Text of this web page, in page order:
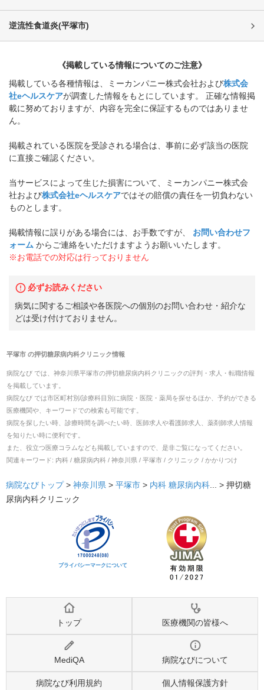
逆流性食道炎(平塚市)
《掲載している情報についてのご注意》
掲載している各種情報は、ミーカンパニー株式会社および株式会
社eヘルスケアが調査した情報をもとにしています。 正確な情報掲
載に努めておりますが、内容を完全に保証するものではありませ
ん。
掲載されている医院を受診される場合は、事前に必ず該当の医院
に直接ご確認ください。
当サービスによって生じた損害について、ミーカンパニー株式会
社および株式会社eヘルスケアではその賠償の責任を一切負わない
ものとします。
掲載情報に誤りがある場合には、お手数ですが、
お問い合わせフ
ォーム からご連絡をいただけますようお願いいたします。
※お電話での対応は行っておりません
必ずお読みください
病気に関するご相談や各医院への個別のお問い合わせ・紹介な
どは受け付けておりません。
平塚市の押切糖尿病内科クリニック情報
病院なび では、 神奈川県平塚市の押切糖尿病内科クリニックの評判・求人・転職情報
を掲載しています。
病院なび では市区町村別/診療科目別に病院・医院・薬局を探せるほか、予約ができる
医療機関や、キーワードでの検索も可能です。
病院を探したい時、診療時間を調べたい時、医師求人や看護師求人、薬剤師求人情報
を知りたい時に便利です。
また、役立つ医療コラムなども掲載していますので、是非ご覧になってください。
関連キーワード: 内科 / 糖尿病内科 / 神奈川県 / 平塚市 / クリニック / かかりつけ
病院なびトップ > 神奈川県 > 平塚市 > 内科 糖尿病内科... > 押切糖
尿病内科クリニック
プライバシーマークについて
トップ 医療機関の皆様へ
MediQA 病院なびについて
病院なび利用規約 個人情報保護方針